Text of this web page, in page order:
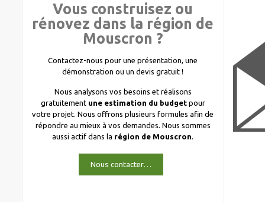
Vous construisez ou
rénovez dans la région de
Mouscron ?
Contactez-nous pour une présentation, une
démonstration ou un devis gratuit !
Nous analysons vos besoins et réalisons
gratuitement une estimation du budgetpour
votre projet. Nous offrons plusieurs formules afin de
répondre au mieux à vos demandes. Nous sommes
aussi actif dans la région de Mouscron.
Nous contacter…